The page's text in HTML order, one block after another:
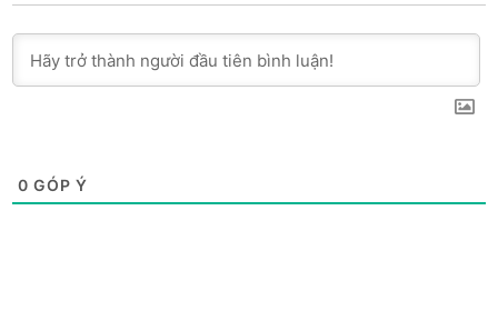
0 GÓP Ý